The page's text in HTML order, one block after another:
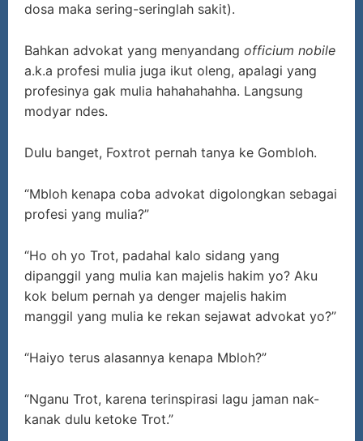
dosa maka sering-seringlah sakit).
Bahkan advokat yang menyandang officium nobile
a.k.a profesi mulia juga ikut oleng, apalagi yang
profesinya gak mulia hahahahahha. Langsung
modyar ndes.
Dulu banget, Foxtrot pernah tanya ke Gombloh.
“Mbloh kenapa coba advokat digolongkan sebagai
profesi yang mulia?”
“Ho oh yo Trot, padahal kalo sidang yang
dipanggil yang mulia kan majelis hakim yo? Aku
kok belum pernah ya denger majelis hakim
manggil yang mulia ke rekan sejawat advokat yo?”
“Haiyo terus alasannya kenapa Mbloh?”
“Nganu Trot, karena terinspirasi lagu jaman nak-
kanak dulu ketoke Trot.”